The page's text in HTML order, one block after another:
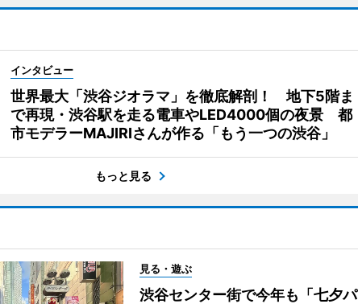
インタビュー
世界最大「渋谷ジオラマ」を徹底解剖！ 地下5階ま
で再現・渋谷駅を走る電車やLED4000個の夜景 都
市モデラーMAJIRIさんが作る「もう一つの渋谷」
もっと見る
見る・遊ぶ
渋谷センター街で今年も「七夕パ